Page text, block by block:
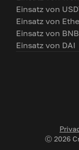
Ⓒ 2026
Einsatz von
Einsatz von
Einsatz von BNB
Einsatz von DAI